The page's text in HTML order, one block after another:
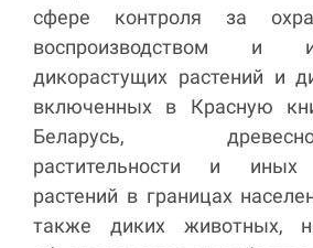
сфере контроля за
воспроизводством и
дикорастущих растений и
включенных в Красную
Беларусь, древесно-
растительности и иных
растений в границах
также диких животных,